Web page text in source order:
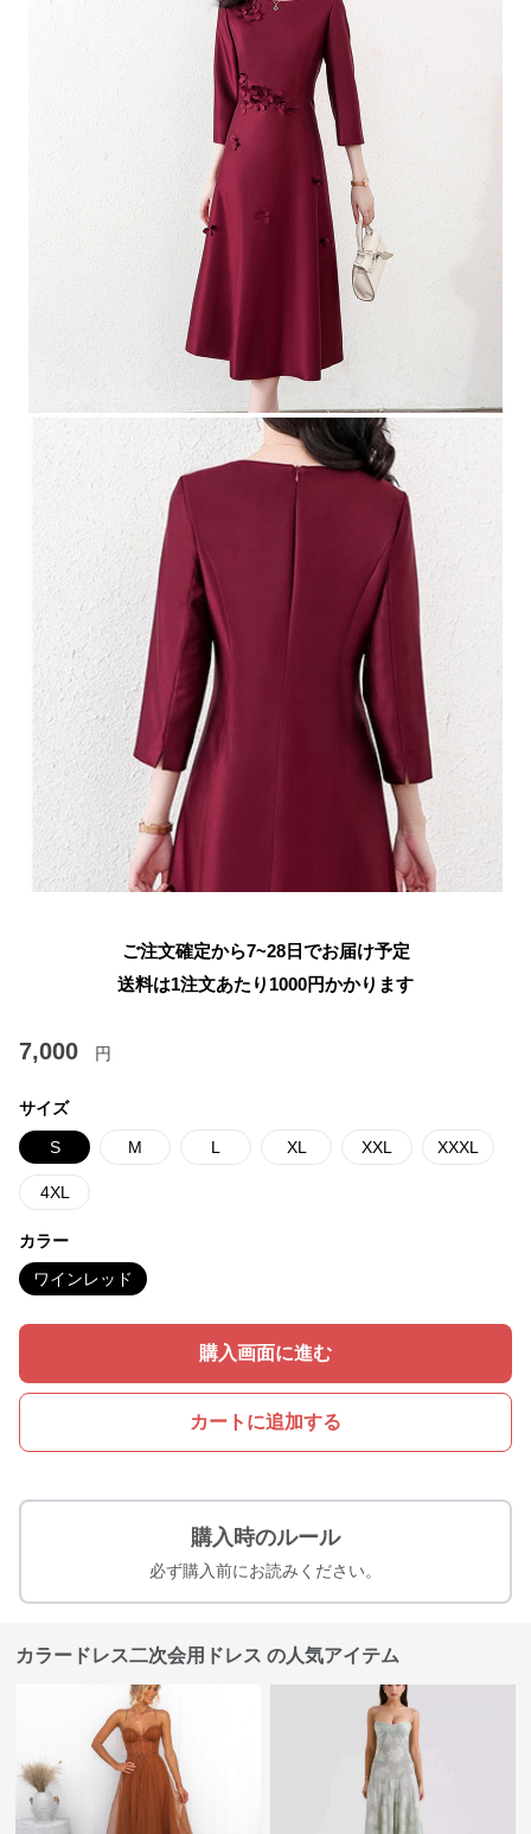
ご注文確定から7~28日でお届け予定
送料は1注文あたり 1000円かかります
7,000 円
サイズ
S M L XL XXL XXXL
4XL
カラー
ワインレッド
購入画面に進む
カートに追加する
購入時のルール
必ず購入前にお読みください。
カラードレス二次会用ドレス の人気アイテム